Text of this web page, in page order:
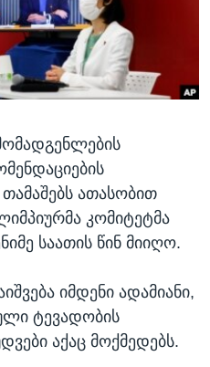
ათასობით
კომიტეტმა
საათის წინ მიიღო.
იმდენი ადამიანი,
ტევადობის
აქაც მოქმედებს.